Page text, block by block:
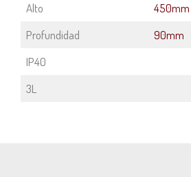
Alto
450mm
Profundidad
90mm
IP40
3L